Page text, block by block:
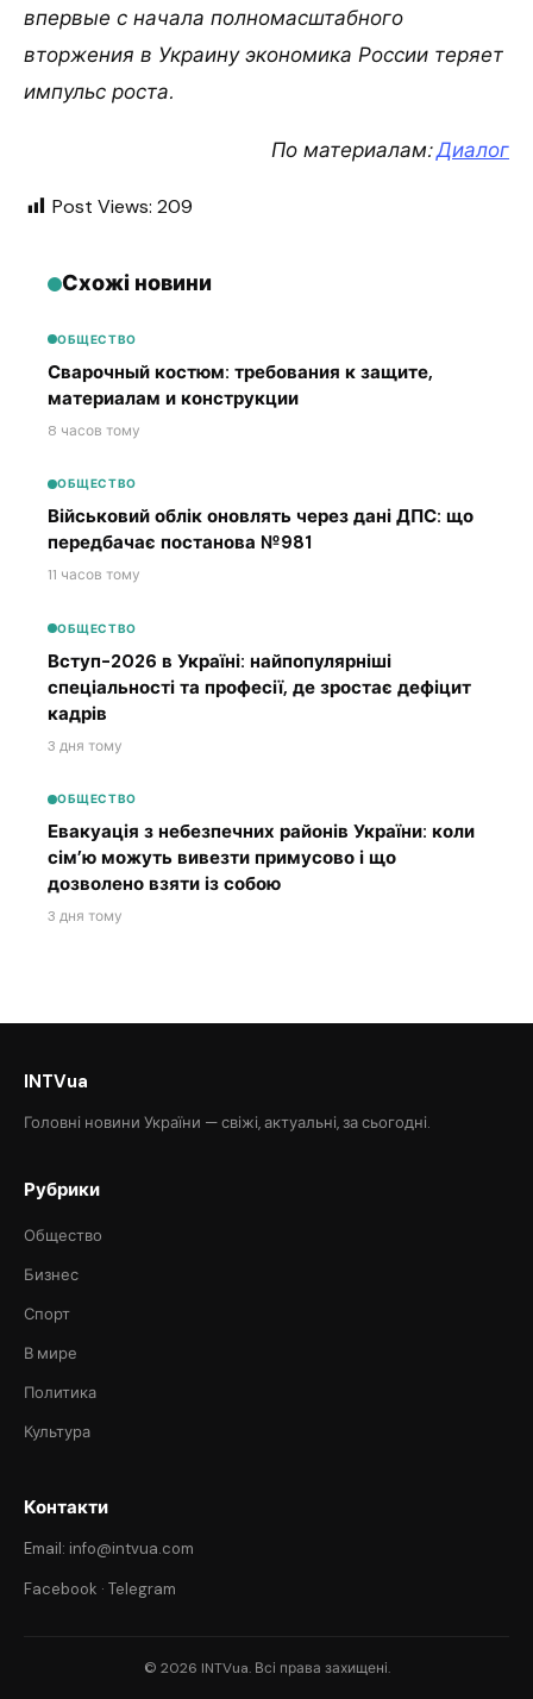
впервые с начала полномасштабного
вторжения в Украину экономика России теряет
импульс роста.
По материалам:Диалог
Post Views: 209
Схожі новини
ОБЩЕСТВО
Сварочный костюм: требования к защите,
материалам и конструкции
8 часов тому
ОБЩЕСТВО
Військовий облік оновлять через дані ДПС: що
передбачає постанова №981
11 часов тому
ОБЩЕСТВО
Вступ-2026 в Україні: найпопулярніші
спеціальності та професії, де зростає дефіцит
кадрів
3 дня тому
ОБЩЕСТВО
Евакуація з небезпечних районів України: коли
сім’ю можуть вивезти примусово і що
дозволено взяти із собою
3 дня тому
INTVua
Головні новини України — свіжі, актуальні, за сьогодні.
Рубрики
Общество
Бизнес
Спорт
В мире
Политика
Культура
Контакти
Email: info@intvua.com
Facebook · Telegram
© 2026 INTVua. Всі права захищені.